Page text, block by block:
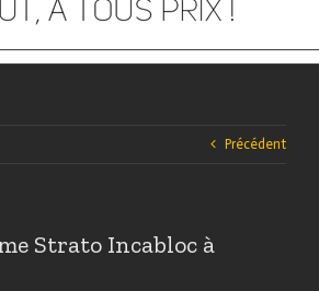
Précédent
Strato Incabloc à